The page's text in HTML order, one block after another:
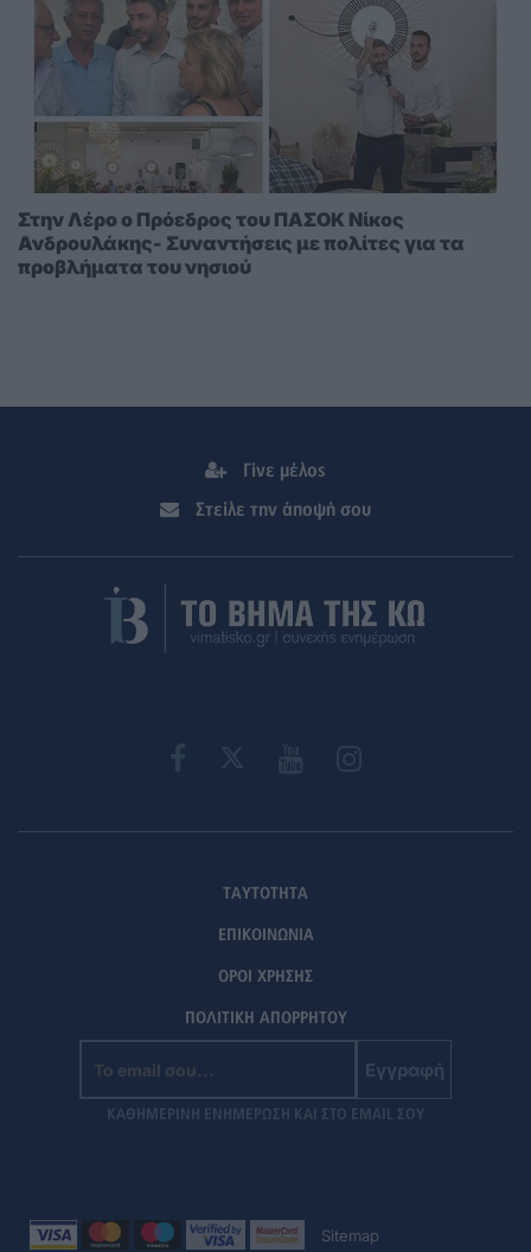
Στην Λέρο ο Πρόεδρος του ΠΑΣΟΚ Νίκος
Ανδρουλάκης- Συναντήσεις με πολίτες για τα
προβλήματα του νησιού
Γίνε μέλος
Στείλε την άποψή σου
ΤΑΥΤΟΤΗΤΑ
ΕΠΙΚΟΙΝΩΝΙΑ
ΟΡΟΙ ΧΡΗΣΗΣ
ΠΟΛΙΤΙΚΗ ΑΠΟΡΡΗΤΟΥ
Εγγραφή
ΚΑΘΗΜΕΡΙΝΗ ΕΝΗΜΕΡΩΣΗ ΚΑΙ ΣΤΟ EMAIL ΣΟΥ
Sitemap